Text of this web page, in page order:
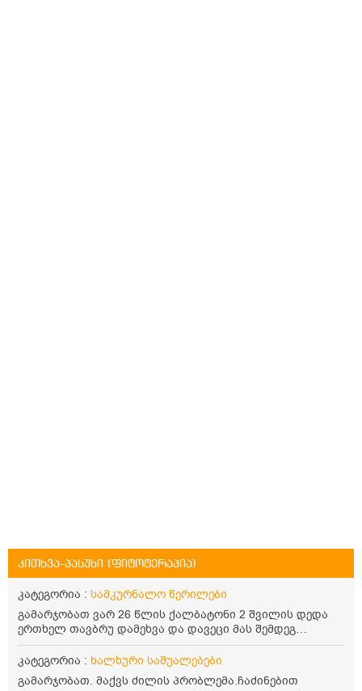
კითხვა-პასუხი (ფიტოტერაპია)
კატეგორია : სამკურნალო წერილები
გამარჯობათ ვარ 26 წლის ქალბატონი 2 შვილის დედა
ერთხელ თავბრუ დამეხვა და დავეცი მას შემდეგ
დამეწყო შიშები ვეღარ გავდიოდი გარეთ რადგან ისევ
ასე ცუდად არ გავხდარიყავი ყურის ანთება მქონდა
მაშინ როგორც გაირკვა მას შემსეგ გავიდა 1 წელზე
მეტინდა კიდე მეხვევა თავბრუ გარეთ გასვილისას
კატეგორია : ხალხური საშუალებები
გამარჯობათ. მაქვს ძილის პრობლემა.ჩაძინებით